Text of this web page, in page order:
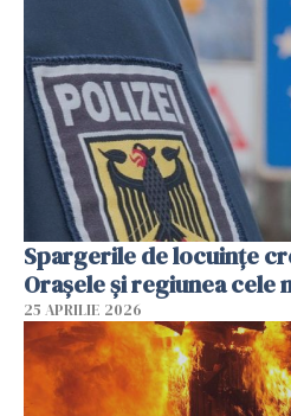
Spargerile de locuințe
Orașele și regiunea cele
25 APRILIE 2026